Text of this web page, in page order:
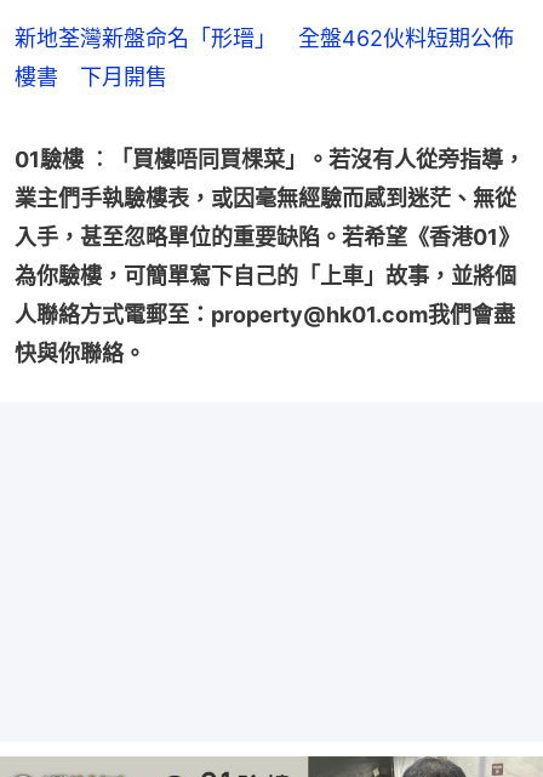
新地荃灣新盤命名「形瑨」 全盤462伙料短期公佈
樓書 下月開售
01驗樓 ︰「買樓唔同買棵菜」。若沒有人從旁指導，
業主們手執驗樓表，或因毫無經驗而感到迷茫、無從
入手，甚至忽略單位的重要缺陷。若希望《香港01》
為你驗樓，可簡單寫下自己的「上車」故事，並將個
人聯絡方式電郵至：property@hk01.com我們會盡
快與你聯絡。